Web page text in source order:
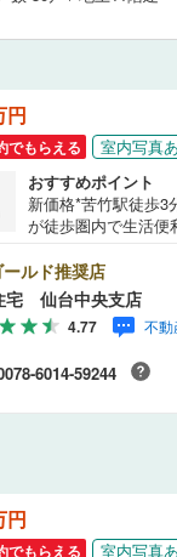
円
でもらえる 室内写真
おすすめポイント
新価格*苦竹駅徒歩3
が徒歩圏内で生活便利〇
スーパー・役所など
1匹まで）敷地内駐
（キッチン・トイ
替）居住中につき、
イフインフォメー
成店:徒歩7分フォレ
ート情報 お客様の
ールド推奨店
宅 仙台中央支店
4.77 不
6014-59244
円
でもらえる 室内写真
0）
寄りの駅が始発駅
設
シェルジュサービ
暖房（0）
、居室全体